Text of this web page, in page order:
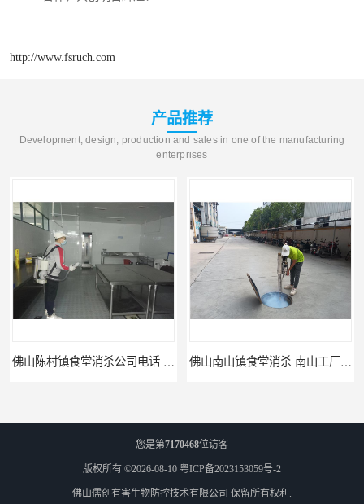
http://www.fsruch.com
产品推荐
Development, design, production and sales in one of the manufacturing
enterprises
您是第7170468位访客
版权所有 ©2026-08-10 粤ICP备2023153059号-2
佛山儒创有害生物防控技术有限公司 保留所有权利.